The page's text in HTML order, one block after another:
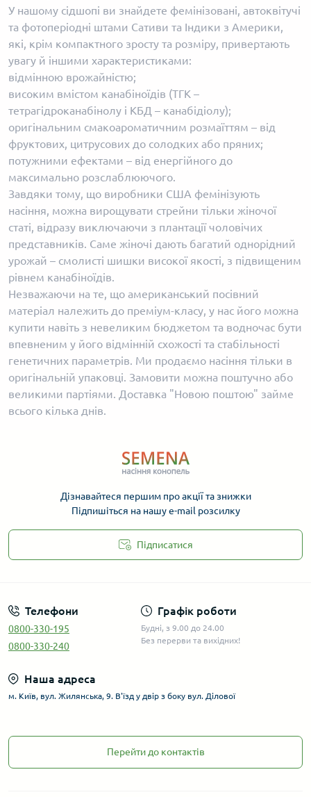
У нашому сідшопі ви знайдете фемінізовані, автоквітучі
та фотоперіодні штами Сативи та Індики з Америки,
які, крім компактного зросту та розміру, привертають
увагу й іншими характеристиками:
відмінною врожайністю;
високим вмістом канабіноїдів (ТГК –
тетрагідроканабінолу і КБД – канабідіолу);
оригінальним смакоароматичним розмаїттям – від
фруктових, цитрусових до солодких або пряних;
потужними ефектами – від енергійного до
максимально розслаблюючого.
Завдяки тому, що виробники США фемінізують
насіння, можна вирощувати стрейни тільки жіночої
статі, відразу виключаючи з плантації чоловічих
представників. Саме жіночі дають багатий однорідний
урожай – смолисті шишки високої якості, з підвищеним
рівнем канабіноїдів.
Незважаючи на те, що американський посівний
матеріал належить до преміум-класу, у нас його можна
купити навіть з невеликим бюджетом та водночас бути
впевненим у його відмінній схожості та стабільності
генетичних параметрів. Ми продаємо насіння тільки в
оригінальній упаковці. Замовити можна поштучно або
великими партіями. Доставка "Новою поштою" займе
всього кілька днів.
Дізнавайтеся першим про акції та знижки
Підпишіться на нашу e-mail розсилку
Підписатися
Телефони
0800-330-195
0800-330-240
Графік роботи
Будні, з 9.00 до 24.00
Без перерви та вихідних!
Наша адреса
м. Київ, вул. Жилянська, 9. В'їзд у двір з боку вул. Ділової
Перейти до контактів